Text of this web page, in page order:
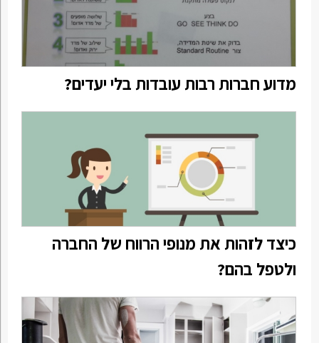
מדוע חברות רבות עובדות בלי יעדים?
כיצד לזהות את מנופי הרווח של החברה
ולטפל בהם?